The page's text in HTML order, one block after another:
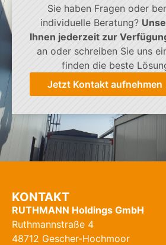
Sie haben Fragen oder
individuelle Beratung?
Ihnen jederzeit zur
an oder schreiben Sie uns
finden die beste
Jetzt Kontakt aufnehmen
KONTAKT
RUTHMANN Holdings GmbH
Ruthmannstraße 4
48712 Gescher-Hochmoor